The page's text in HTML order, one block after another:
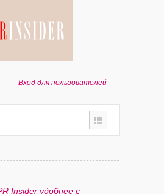
Вход для пользователей
Insider удобнее с